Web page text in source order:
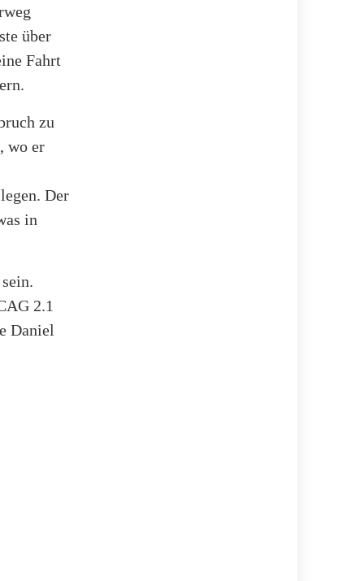
über
Fahrt
zu
wo er
Der
in
2.1
Daniel